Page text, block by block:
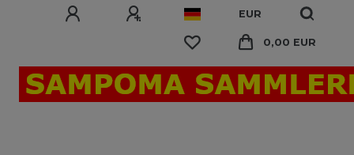
EUR
0,00 EUR